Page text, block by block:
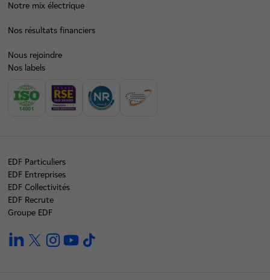
Notre mix électrique
Nos résultats financiers
Nous rejoindre
Nos labels
EDF Particuliers
EDF Entreprises
EDF Collectivités
EDF Recrute
Groupe EDF
linkedintwitterinstagramyoutube